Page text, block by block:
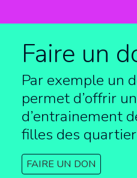
Faire un
Par exemple un
permet d’offrir
d’entrainement
filles des
FAIRE UN DON